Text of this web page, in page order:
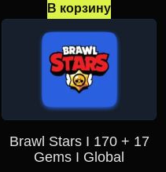
В корзину
Brawl Stars I 170 + 17
Gems I Global